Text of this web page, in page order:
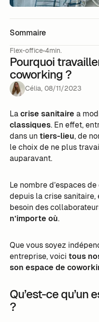
Sommaire
Flex-office 4min.
Pourquoi
coworking ?
Célia, 08/11/2023
Lacrise sanitaire a
classiques. En effet,
dans un tiers-lieu, de
le choix de ne plus
auparavant.
Le nombre d’espaces
depuis la crise sanitaire,
besoin des
n’importe où.
Que vous soyez
entreprise, voici tous
son espace de
Qu’est-ce qu’un
?